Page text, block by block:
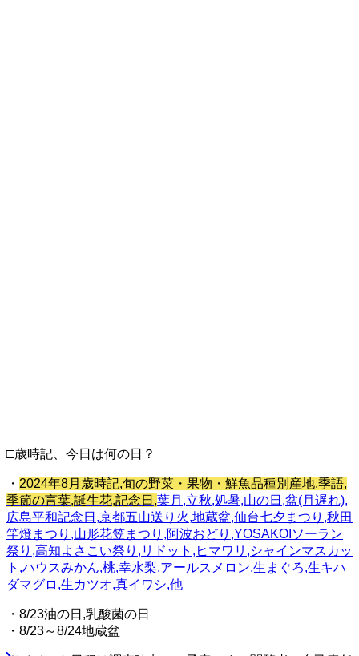
□歳時記、今日は何の日？
・ 2024年8月歳時記,旬の野菜・果物・鮮魚品種別産地,季語,
季節の言葉,誕生花,記念日,葉月,立秋,処暑,山の日,盆(月遅れ),
広島平和記念日,京都五山送り火,地蔵盆,仙台七夕まつり,秋田
竿燈まつり,山形花笠まつり,阿波おどり,YOSAKOIソーラン
祭り,高知よさこい祭り,リドット,ヒマワリ,シャインマスカッ
ト,ハウスみかん,桃,幸水梨,アールスメロン,生まぐろ,生キハ
ダマグロ,生カツオ,真イワシ,他
・8/23油の日,乳酸菌の日
・8/23～8/24地蔵盆